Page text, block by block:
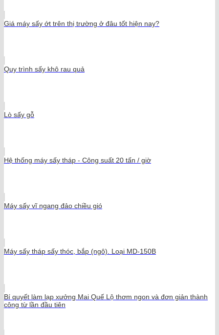
Giá máy sấy ớt trên thị trường ở đâu tốt hiện nay?
Quy trình sấy khô rau quả
Lò sấy gỗ
Hệ thống máy sấy tháp - Công suất 20 tấn / giờ
Máy sấy vĩ ngang đảo chiều gió
Máy sấy tháp sấy thóc, bắp (ngô). Loại MD-150B
Bí quyết làm lạp xưởng Mai Quế Lộ thơm ngon và đơn giản thành
công từ lần đầu tiên